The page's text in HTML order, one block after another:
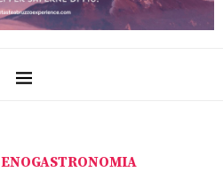
ENOGASTRONOMIA